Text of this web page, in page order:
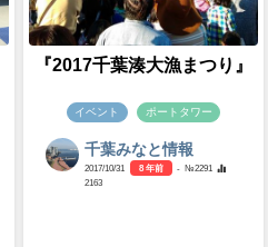
『2017千葉湊大漁まつり』
イベント ポートタワー
千葉みなと情報
2017/10/31 8 年前
- №2291
2163